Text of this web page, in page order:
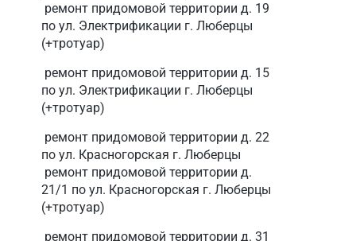
ремонт придомовой территории д. 19
по ул. Электрификации г. Люберцы
(+тротуар)
ремонт придомовой территории д. 15
по ул. Электрификации г. Люберцы
(+тротуар)
ремонт придомовой территории д. 22
по ул. Красногорская г. Люберцы
ремонт придомовой территории д.
21/1 по ул. Красногорская г. Люберцы
(+тротуар)
ремонт придомовой территории д. 31